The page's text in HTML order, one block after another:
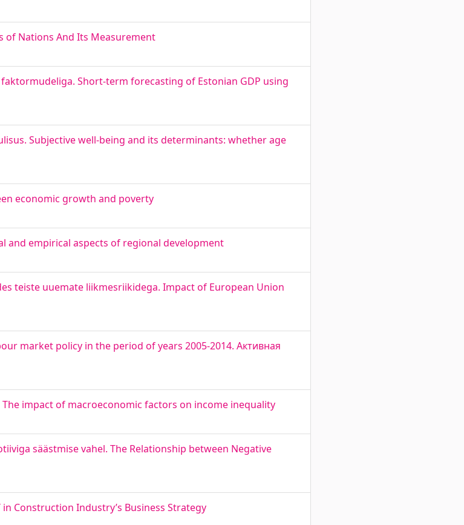
of Nations And Its Measurement
Short-term forecasting of Estonian GDP using
Subjective well-being and its determinants: whether age
economic growth and poverty
and empirical aspects of regional development
teiste uuemate liikmesriikidega. Impact of European Union
market policy in the period of years 2005-2014. Активная
impact of macroeconomic factors on income inequality
säästmise vahel. The Relationship between Negative
Construction Industry’s Business Strategy